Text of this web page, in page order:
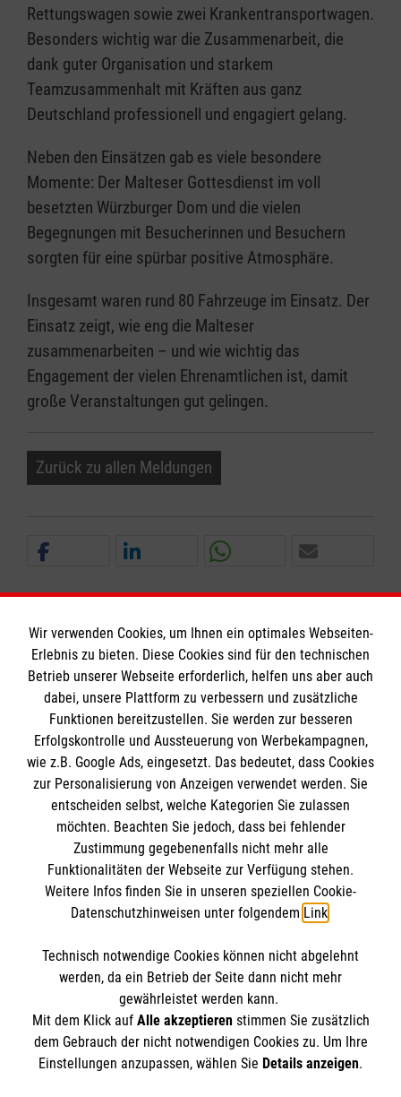
Rettungswagen sowie zwei Krankentransportwagen.
Besonders wichtig war die Zusammenarbeit, die
dank guter Organisation und starkem
Teamzusammenhalt mit Kräften aus ganz
Deutschland professionell und engagiert gelang.
Neben den Einsätzen gab es viele besondere
Momente: Der Malteser Gottesdienst im voll
besetzten Würzburger Dom und die vielen
Begegnungen mit Besucherinnen und Besuchern
sorgten für eine spürbar positive Atmosphäre.
Insgesamt waren rund 80 Fahrzeuge im Einsatz. Der
Einsatz zeigt, wie eng die Malteser
zusammenarbeiten – und wie wichtig das
Engagement der vielen Ehrenamtlichen ist, damit
große Veranstaltungen gut gelingen.
Zurück zu allen Meldungen
Informationen
Impressum
Datenschutz
Barrierefreiheit
Kontakt
Medizinproduktesicherheit
Die Malteser
Malteser in Deutschland
Malteserorden
Sharepoint
Spendenkonto
Bank: Pax-Bank
IBAN: DE87370601201201211430
BIC: GENODED1PA7
So finden Sie uns
Frankfurter Str. 9
65549 Limburg
Der Malteser Hilfsdienst e.V. ist als eingetragene
Wir verwenden Cookies, um Ihnen ein optimales Webseiten-
Erlebnis zu bieten. Diese Cookies sind für den technischen
Betrieb unserer Webseite erforderlich, helfen uns aber auch
dabei, unsere Plattform zu verbessern und zusätzliche
Funktionen bereitzustellen. Sie werden zur besseren
Erfolgskontrolle und Aussteuerung von Werbekampagnen,
wie z.B. Google Ads, eingesetzt. Das bedeutet, dass Cookies
zur Personalisierung von Anzeigen verwendet werden. Sie
entscheiden selbst, welche Kategorien Sie zulassen
möchten. Beachten Sie jedoch, dass bei fehlender
Zustimmung gegebenenfalls nicht mehr alle
Funktionalitäten der Webseite zur Verfügung stehen.
Weitere Infos finden Sie in unseren speziellen Cookie-
Datenschutzhinweisen unter folgendem Link.
Technisch notwendige Cookies können nicht abgelehnt
werden, da ein Betrieb der Seite dann nicht mehr
gewährleistet werden kann.
Mit dem Klick auf Alle akzeptierenstimmen Sie zusätzlich
dem Gebrauch der nicht notwendigen Cookies zu. Um Ihre
Einstellungen anzupassen, wählen Sie Details anzeigen.